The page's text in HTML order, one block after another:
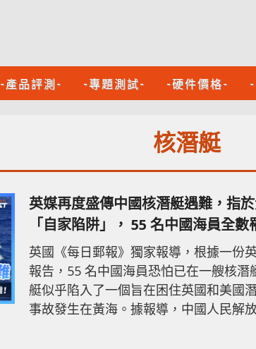
-產品評測- -專題測試- -硬件價格-
核潛艇
英媒再度盛傳中國核潛艇遇難，指
「自家陷阱」， 55 名中國海員全數
英國《每日郵報》獨家報導，根據一份
報告，55 名中國海員恐怕已在一艘核潛
艇似乎陷入了一個旨在困住英國和美國
事故發生在黃海。據報導，中國人民解